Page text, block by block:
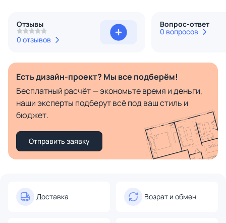
Отзывы
0 отзывов
Вопрос-ответ
0 вопросов
Есть дизайн-проект? Мы все подберём!
Бесплатный расчёт — экономьте время и деньги,
наши эксперты подберут всё под ваш стиль и
бюджет.
Отправить заявку
Доставка Возрат и обмен